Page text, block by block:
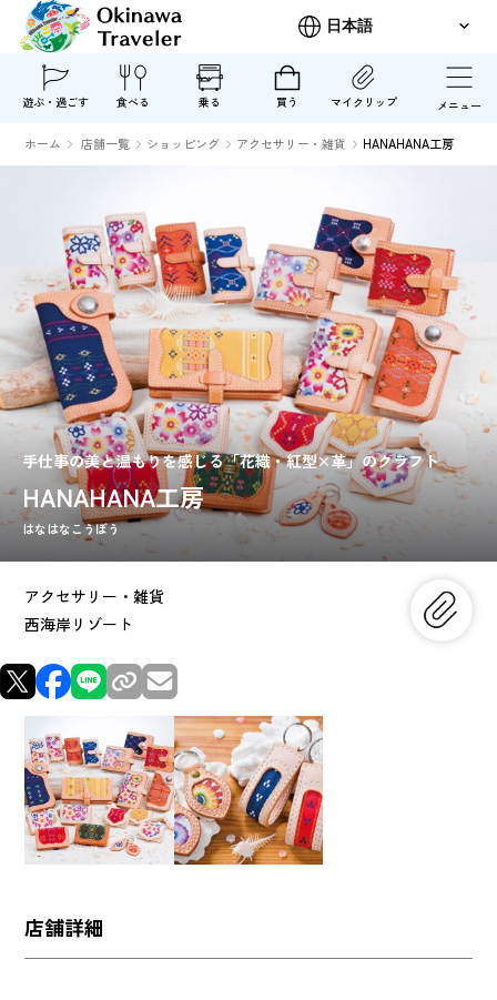
遊ぶ・過ごす 食べる 乗る 買う マイクリップ メニュー
ホーム 店舗一覧 ショッピング アクセサリー・雑貨 HANAHANA工房
手仕事の美と温もりを感じる「花織・紅型×革」のクラフト
HANAHANA工房
はなはなこうぼう
アクセサリー・雑貨
西海岸リゾート
店舗詳細